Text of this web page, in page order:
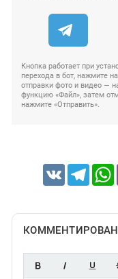
Кнопка работает при
перехода в бот, нажмите
отправки фото и видео —
функцию «Файл», затем
нажмите «Отправить».
VK